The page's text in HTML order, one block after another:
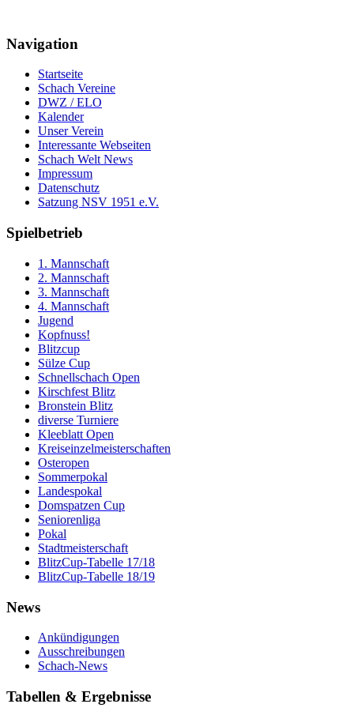
Navigation
Startseite
Schach Vereine
DWZ / ELO
Kalender
Unser Verein
Interessante Webseiten
Schach Welt News
Impressum
Datenschutz
Satzung NSV 1951 e.V.
Spielbetrieb
1. Mannschaft
2. Mannschaft
3. Mannschaft
4. Mannschaft
Jugend
Kopfnuss!
Blitzcup
Sülze Cup
Schnellschach Open
Kirschfest Blitz
Bronstein Blitz
diverse Turniere
Kleeblatt Open
Kreiseinzelmeisterschaften
Osteropen
Sommerpokal
Landespokal
Domspatzen Cup
Seniorenliga
Pokal
Stadtmeisterschaft
BlitzCup-Tabelle 17/18
BlitzCup-Tabelle 18/19
News
Ankündigungen
Ausschreibungen
Schach-News
Tabellen & Ergebnisse